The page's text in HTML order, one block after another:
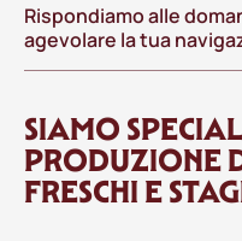
Rispondiamo alle
agevolare la tua
SIAMO
PRODUZIONE
FRESCHI E